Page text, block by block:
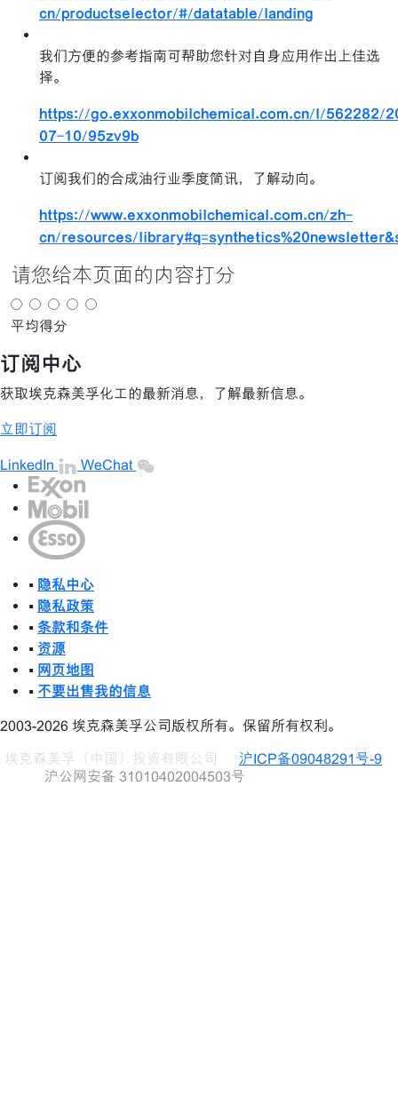
cn/productselector/#/datatable/landing
我们方便的参考指南可帮助您针对自身应用作出上佳选
择。
https://go.exxonmobilchemical.com.cn/l/562282/
07-10/95zv9b
订阅我们的合成油行业季度简讯，了解动向。
https://www.exxonmobilchemical.com.cn/zh-
cn/resources/
请您给本页面的内容打分
平均得分
订阅中心
获取埃克森美孚化工的最新消息，了解最新信息。
立即订阅
LinkedIn WeChat
• 隐私中心
• 隐私政策
• 条款和条件
• 资源
• 网页地图
• 不要出售我的信息
2003-2026 埃克森美孚公司版权所有。保留所有权利。
埃克森美孚（中国）投资有限公司
沪ICP备09048291号-9
沪公网安备 31010402004503号